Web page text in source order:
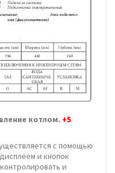
котлом. +5
с помощью
и кнопок
и